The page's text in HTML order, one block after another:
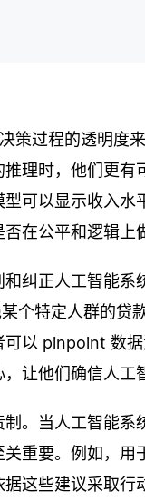
策过程的透明度
理时，他们更
可以显示收入
在公平和逻辑上
纠正人工智能
个特定人群的贷
以 pinpoint 数
让他们确信人工
。当人工智能
重要。例如，
这些建议采取